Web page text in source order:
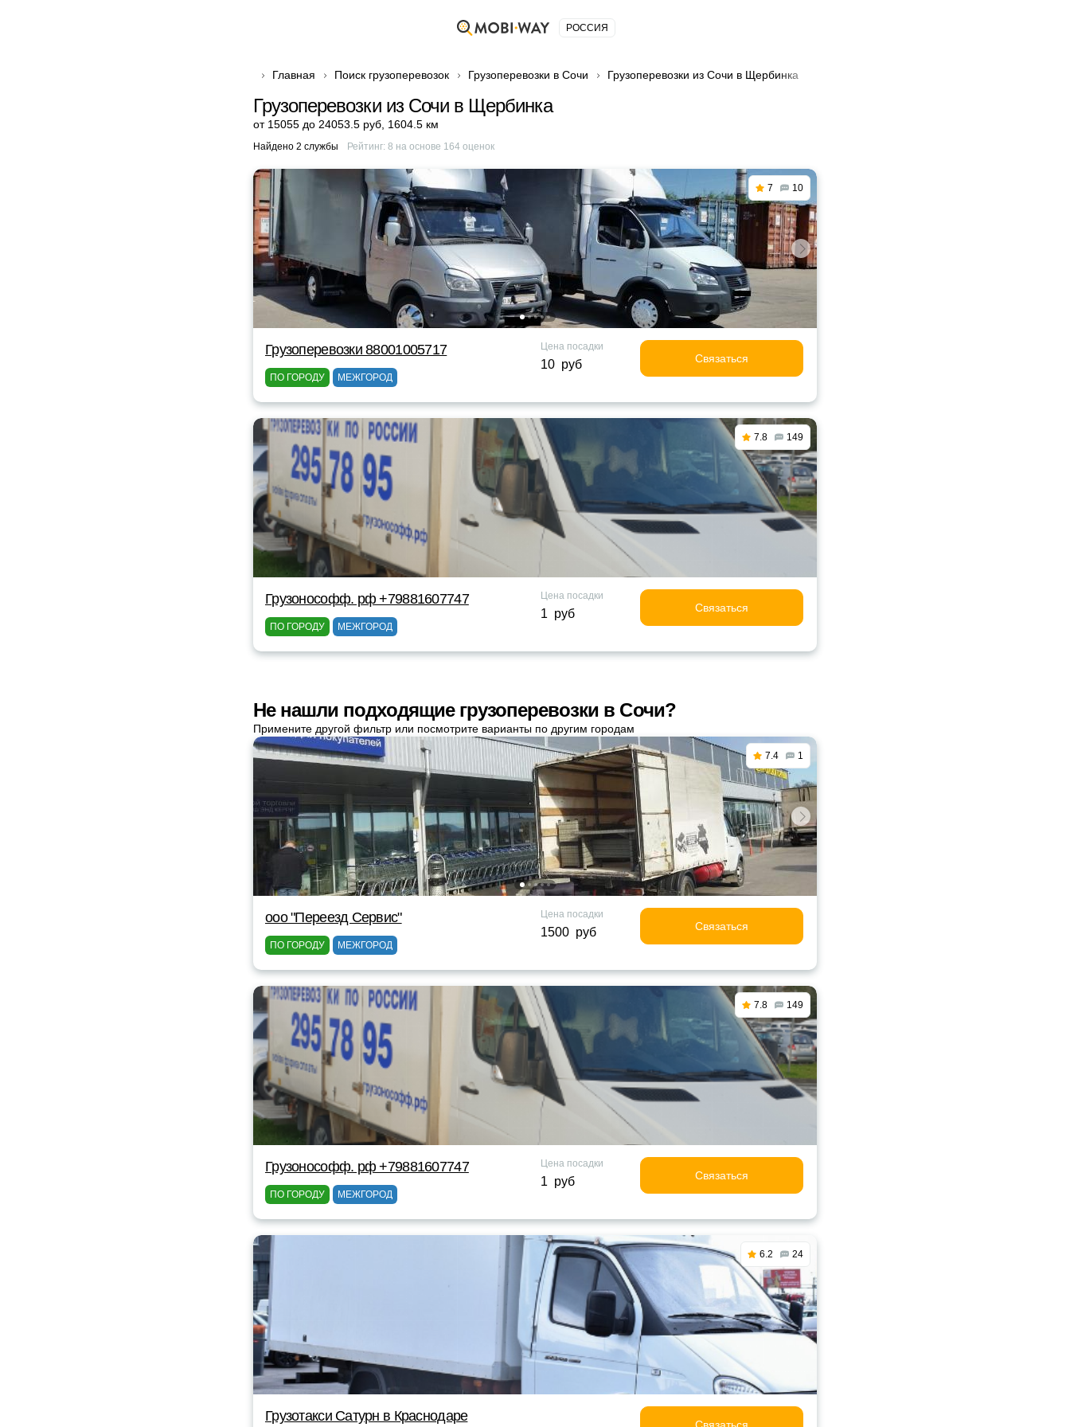
РОССИЯ
Главная Поиск грузоперевозок Грузоперевозки в Сочи Грузоперевозки из Сочи в Щербинка
Грузоперевозки из Сочи в Щербинка
от 15055 до 24053.5 руб 1604.5 км
Найдено 2 службы Рейтинг: 8 на основе 164оценок
7 10
Грузоперевозки 88001005717
ПО ГОРОДУ МЕЖГОРОД
Цена посадки
10 руб Связаться
7.8 149
Грузонософф. рф +79881607747
ПО ГОРОДУ МЕЖГОРОД
Цена посадки
1 руб Связаться
Не нашли подходящие грузоперевозки в Сочи?
Примените другой фильтр или посмотрите варианты по другим городам
7.4 1
ооо "Переезд Сервис"
ПО ГОРОДУ МЕЖГОРОД
Цена посадки
1500 руб Связаться
7.8 149
Грузонософф. рф +79881607747
ПО ГОРОДУ МЕЖГОРОД
Цена посадки
1 руб Связаться
6.2 24
Грузотакси Сатурн в Краснодаре